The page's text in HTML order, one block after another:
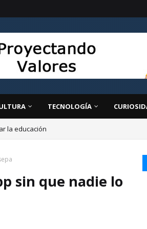
TECNOLOGÍA
la educación
sin que nadie lo